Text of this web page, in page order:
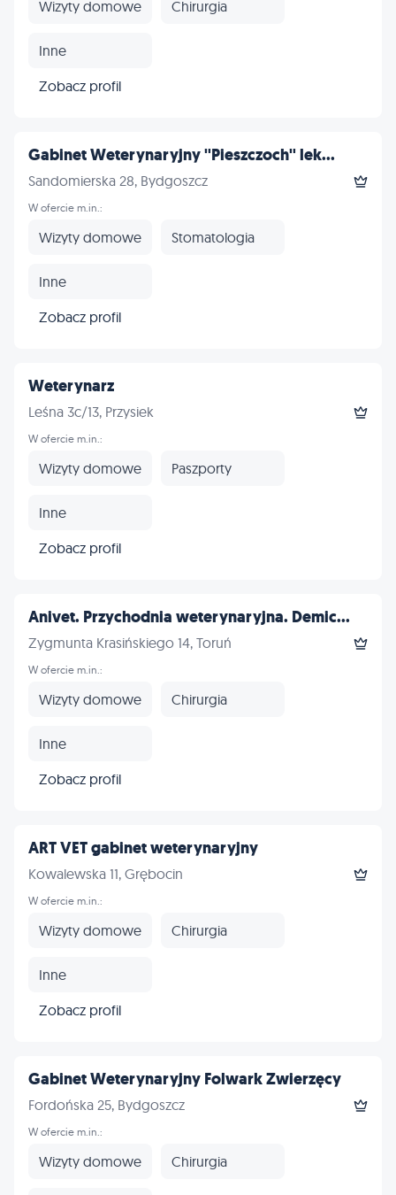
Wizyty domowe Chirurgia
Inne
Zobacz profil
Gabinet Weterynaryjny ''Pieszczoch'' lek...
Sandomierska 28, Bydgoszcz
W ofercie m.in.:
Wizyty domowe Stomatologia
Inne
Zobacz profil
Weterynarz
Leśna 3c/13, Przysiek
W ofercie m.in.:
Wizyty domowe Paszporty
Inne
Zobacz profil
Anivet. Przychodnia weterynaryjna. Demic...
Zygmunta Krasińskiego 14, Toruń
W ofercie m.in.:
Wizyty domowe Chirurgia
Inne
Zobacz profil
ART VET gabinet weterynaryjny
Kowalewska 11, Grębocin
W ofercie m.in.:
Wizyty domowe Chirurgia
Inne
Zobacz profil
Gabinet Weterynaryjny Folwark Zwierzęcy
Fordońska 25, Bydgoszcz
W ofercie m.in.:
Wizyty domowe Chirurgia